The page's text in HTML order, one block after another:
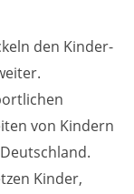
den Kinder-
von Kindern
Kinder,
externen
diesen ggf.
Bedarf einzeln